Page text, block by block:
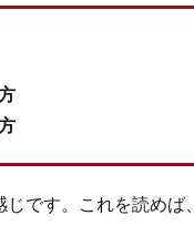
です。これを読めば、